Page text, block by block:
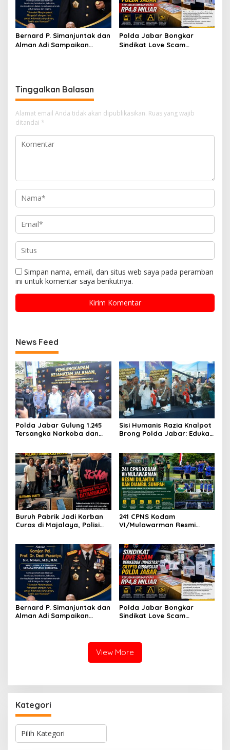
Bernard P. Simanjuntak dan
Alman Adi Sampaikan
Polda Jabar Bongkar
Sindikat Love Scam
Tinggalkan Balasan
Alamat email Anda tidak akan dipublikasikan. Ruas yang wajib
ditandai *
Simpan nama, email, dan situs web saya pada peramban
ini untuk komentar saya berikutnya.
News Feed
Polda Jabar Gulung 1.245
Tersangka Narkoba dan
Sisi Humanis Razia Knalpot
Brong Polda Jabar: Edukasi
Buruh Pabrik Jadi Korban
Curas di Majalaya, Polisi
241 CPNS Kodam
VI/Mulawarman Resmi
Kementerian Pertahanan
Bernard P. Simanjuntak dan
Alman Adi Sampaikan
Polda Jabar Bongkar
Sindikat Love Scam
Diperkirakan Capai Rp4,8
Miliar
View More
Kategori
K